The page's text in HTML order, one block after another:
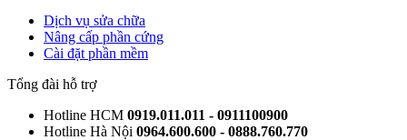
Dịch vụ sửa chữa
Nâng cấp phần cứng
Cài đặt phần mềm
Tổng đài hỗ trợ
Hotline HCM 0919.011.011 - 0911100900
Hotline Hà Nội 0964.600.600 - 0888.760.770